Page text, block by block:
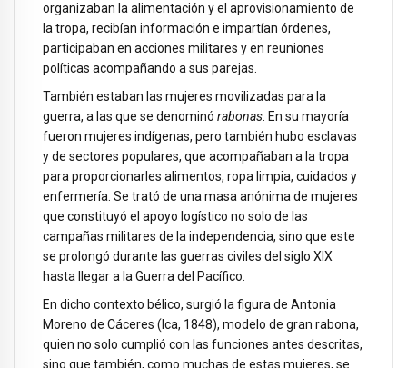
organizaban la alimentación y el aprovisionamiento de
la tropa, recibían información e impartían órdenes,
participaban en acciones militares y en reuniones
políticas acompañando a sus parejas.
También estaban las mujeres movilizadas para la
guerra, a las que se denominó rabonas . En su mayoría
fueron mujeres indígenas, pero también hubo esclavas
y de sectores populares, que acompañaban a la tropa
para proporcionarles alimentos, ropa limpia, cuidados y
enfermería. Se trató de una masa anónima de mujeres
que constituyó el apoyo logístico no solo de las
campañas militares de la independencia, sino que este
se prolongó durante las guerras civiles del siglo XIX
hasta llegar a la Guerra del Pacífico.
En dicho contexto bélico, surgió la figura de Antonia
Moreno de Cáceres (Ica, 1848), modelo de gran rabona,
quien no solo cumplió con las funciones antes descritas,
sino que también, como muchas de estas mujeres, se